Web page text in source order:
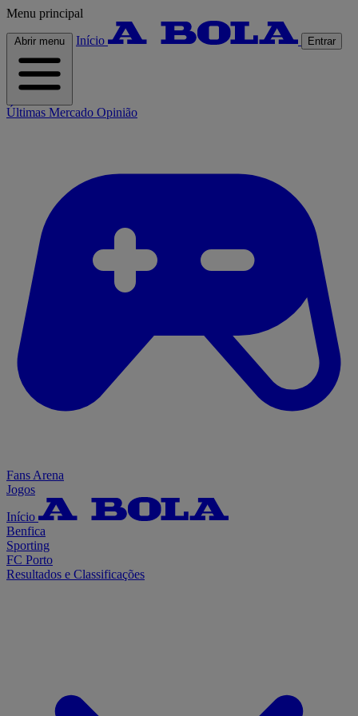
Menu principal
Abrir menu Início Entrar
Últimas Mercado Opinião
Fans Arena
Jogos
Início
Benfica
Sporting
FC Porto
Resultados e Classificações